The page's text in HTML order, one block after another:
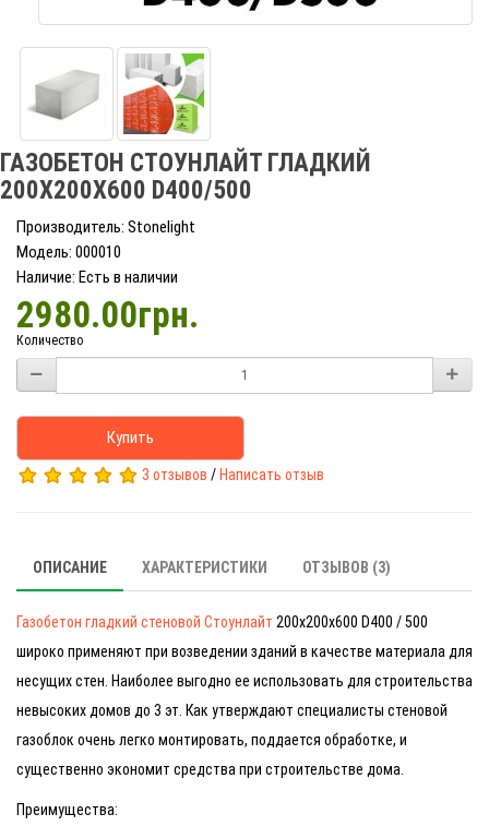
ГАЗОБЕТОН СТОУНЛАЙТ ГЛАДКИЙ
200Х200Х600 D400/500
Производитель: Stonelight
Модель: 000010
Наличие: Есть в наличии
2980.00грн.
Количество
Купить
3 отзывов / Написать отзыв
ОПИСАНИЕ ХАРАКТЕРИСТИКИ ОТЗЫВОВ (3)
Газобетон гладкий стеновой Стоунлайт 200х200х600 D400 / 500
широко применяют при возведении зданий в качестве материала для
несущих стен. Наиболее выгодно ее использовать для строительства
невысоких домов до 3 эт. Как утверждают специалисты стеновой
газоблок очень легко монтировать, поддается обработке, и
существенно экономит средства при строительстве дома.
Преимущества: